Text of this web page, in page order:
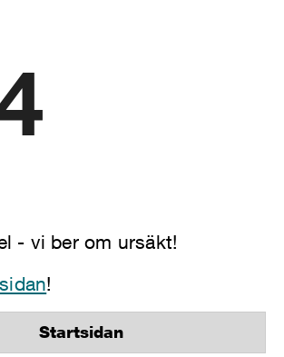
- vi ber om ursäkt!
!
Startsidan